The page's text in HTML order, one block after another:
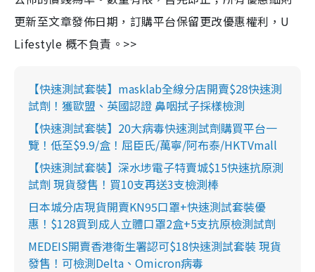
更新至文章發佈日期，訂購平台保留更改優惠權利，U
Lifestyle 概不負責。>>
【快速測試套裝】masklab全線分店開賣$28快速測
試劑！獲歐盟、英國認證 鼻咽拭子採樣檢測
【快速測試套裝】20大病毒快速測試劑購買平台一
覽！低至$9.9/盒！屈臣氏/萬寧/阿布泰/HKTVmall
【快速測試套裝】深水埗電子特賣城$15快速抗原測
試劑 現貨發售！買10支再送3支檢測棒
日本城分店現貨開賣KN95口罩+快速測試套裝優
惠！$128買到成人立體口罩2盒+5支抗原檢測試劑
MEDEIS開賣香港衛生署認可$18快速測試套裝 現貨
發售！可檢測Delta、Omicron病毒